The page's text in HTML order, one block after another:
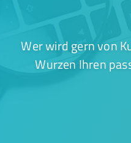
Wer wird gern von
Wurzen Ihren